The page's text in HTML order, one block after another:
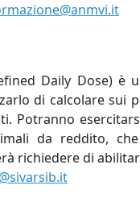
Daily Dose) è
di calcolare sui
Potranno
da reddito,
richiedere di